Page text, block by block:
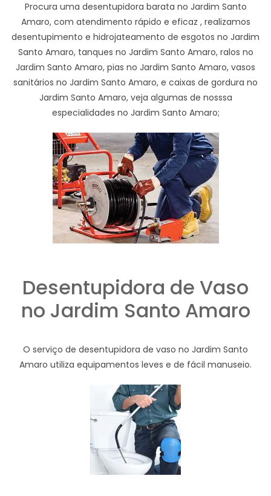
Procura uma desentupidora barata no Jardim Santo
Amaro, com atendimento rápido e eficaz , realizamos
desentupimento e hidrojateamento de esgotos no Jardim
Santo Amaro, tanques no Jardim Santo Amaro, ralos no
Jardim Santo Amaro, pias no Jardim Santo Amaro, vasos
sanitários no Jardim Santo Amaro, e caixas de gordura no
Jardim Santo Amaro, veja algumas de nosssa
especialidades no Jardim Santo Amaro;
Desentupidora de Vaso
no Jardim Santo Amaro
O serviço de desentupidora de vaso no Jardim Santo
Amaro utiliza equipamentos leves e de fácil manuseio.